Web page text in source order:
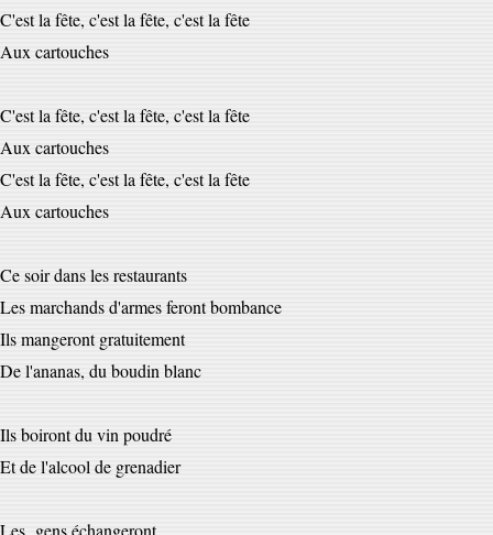
C'est la fête, c'est la fête, c'est la fête
Aux cartouches
C'est la fête, c'est la fête, c'est la fête
Aux cartouches
C'est la fête, c'est la fête, c'est la fête
Aux cartouches
Ce soir dans les restaurants
Les marchands d'armes feront bombance
Ils mangeront gratuitement
De l'ananas, du boudin blanc
Ils boiront du vin poudré
Et de l'alcool de grenadier
Les gens échangeront